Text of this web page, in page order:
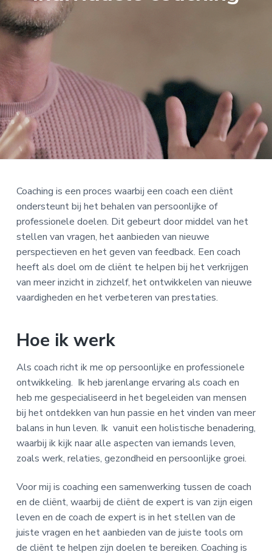
o
u
d
k
s
t
A
C
H
I
N
G
Coaching is een proces waarbij een coach een cliënt
ondersteunt bij het behalen van persoonlijke of
professionele doelen. Dit gebeurt door middel van het
stellen van vragen, het aanbieden van nieuwe
perspectieven en het geven van feedback. Een coach
heeft als doel om de cliënt te helpen bij het verkrijgen
van meer inzicht in zichzelf, het ontwikkelen van nieuwe
vaardigheden en het verbeteren van prestaties.
Hoe ik werk
Als coach richt ik me op persoonlijke en professionele
ontwikkeling. Ik heb jarenlange ervaring als coach en
heb me gespecialiseerd in het begeleiden van mensen
bij het ontdekken van hun passie en het vinden van meer
balans in hun leven. Ik vanuit een holistische benadering,
waarbij ik kijk naar alle aspecten van iemands leven,
zoals werk, relaties, gezondheid en persoonlijke groei.
Voor mij is coaching een samenwerking tussen de coach
en de cliënt, waarbij de cliënt de expert is van zijn eigen
leven en de coach de expert is in het stellen van de
juiste vragen en het aanbieden van de juiste tools om
de cliënt te helpen zijn doelen te bereiken. Coaching is